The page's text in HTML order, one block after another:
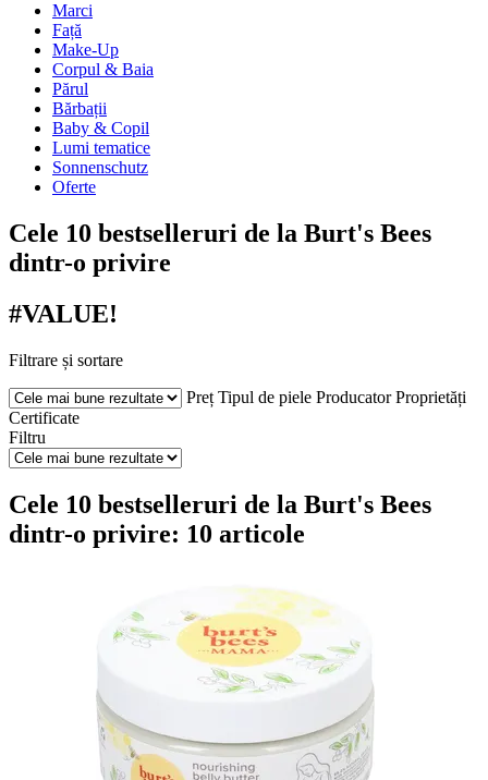
Marci
Față
Make-Up
Corpul & Baia
Părul
Bărbații
Baby & Copil
Lumi tematice
Sonnenschutz
Oferte
Cele 10 bestselleruri de la Burt's Bees
dintr-o privire
#VALUE!
Filtrare și sortare
Preț Tipul de piele Producator Proprietăți
Certificate
Filtru
Cele 10 bestselleruri de la Burt's Bees
dintr-o privire: 10 articole